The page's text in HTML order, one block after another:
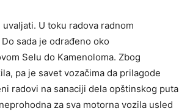
U toku radova radnom
sada je odrađeno oko
Selu do Kamenoloma. Zbog
pa je savet vozačima da prilagode
radovi na sanaciji dela opštinskog puta
za sva motorna vozila usled